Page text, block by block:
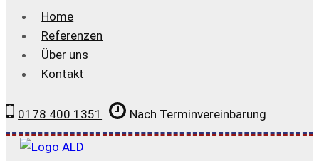
Home
Referenzen
Über uns
Kontakt
0178 400 1351 Nach Terminvereinbarung